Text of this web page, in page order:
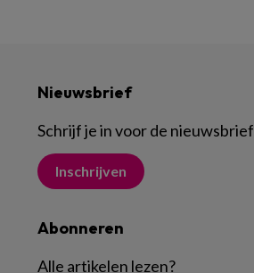
Nieuwsbrief
Schrijf je in voor de nieuwsbrief
Inschrijven
Abonneren
Alle artikelen lezen?